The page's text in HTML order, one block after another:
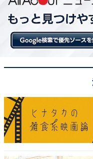
いように早めに使って
また会員登録完了の
人確認の依頼がくる